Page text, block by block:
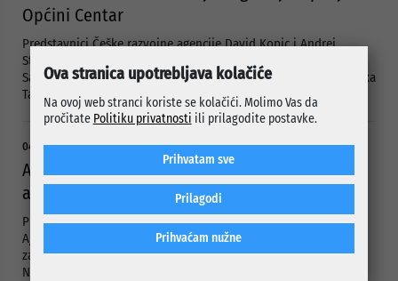
Općini Centar
Predstavnici Češke razvojne agencije David Kopic i Andrej
Stojkovič posjetili su 3. septembra 2014. godine Općinu Centar
Sarajevo, gdje su im domaćini bili savjetnici općinskog načelnika
Tarik Hadžiomerović i Muamer Hodžić.
04.09.2014.
Ajnadžić primio zamjenika ministra javne
administracije Kosova
Predsjedavajući Općinskog vijeća Centar Sarajevo Nedžad
Ajnadžić primio je 3. septembra 2014. godine u Općini Centar
zamjenika ministra javne administracije Republike Kosovo
Nedžmedina Kastratija.
Ova stranica upotrebljava kolačiće
Na ovoj web stranci koriste se kolačići. Molimo Vas da
pročitate Politiku privatnosti ili prilagodite postavke.
Prihvaćam nužne
Prilagodi
Prihvatam sve